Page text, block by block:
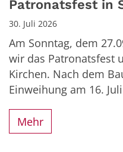
Patronatsfest in
30. Juli 2026
Am Sonntag, dem
wir das Patronatsfest
Kirchen. Nach dem
Einweihung am 16.
Mehr